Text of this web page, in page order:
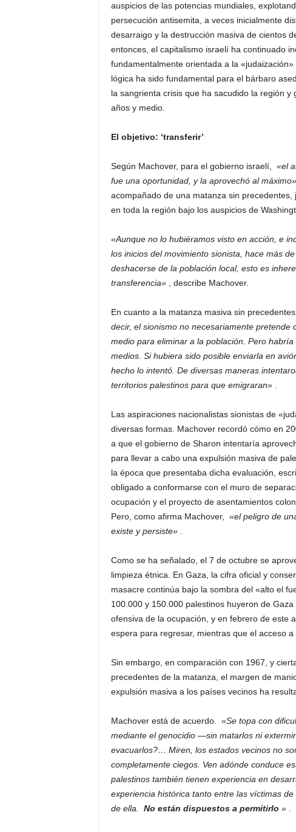
auspicios de las potencias mundiales,
persecución antisemita, a veces inicialmente
desarraigo y la destrucción masiva de cientos
entonces, el capitalismo israelí ha continuado
fundamentalmente orientada a la
lógica ha sido fundamental para el bárbaro
la sangrienta crisis que ha sacudido la región
años y medio.
El objetivo: ‘transferir’
Según Machover, para el gobierno israelí, «el
fue una oportunidad, y la aprovechó al máximo»
acompañado de una matanza sin
en toda la región bajo los auspicios de
«Aunque no lo hubiéramos visto en acción, e
los inicios del movimiento sionista, hace más
deshacerse de la población local, esto es
transferencia», describe Machover.
En cuanto a la matanza masiva sin
decir, el sionismo no necesariamente
medio para eliminar a la población. Pero
medios. Si hubiera sido posible enviarla en
hecho lo intentó. De diversas maneras
territorios palestinos para que emigraran».
Las aspiraciones nacionalistas sionistas de
diversas formas. Machover recordó cómo en
a que el gobierno de Sharon intentaría
para llevar a cabo una expulsión masiva de
la época que presentaba dicha evaluación,
obligado a conformarse con el muro de
ocupación y el proyecto de asentamientos
Pero, como afirma Machover, «el peligro de
existe y persiste».
Como se ha señalado, el 7 de octubre se
limpieza étnica. En Gaza, la cifra oficial y
masacre continúa bajo la sombra del «alto el
100.000 y 150.000 palestinos huyeron de
ofensiva de la ocupación, y en febrero de este
espera para regresar, mientras que el acceso
Sin embargo, en comparación con 1967, y
precedentes de la matanza, el margen de
expulsión masiva a los países vecinos ha
Machover está de acuerdo. «Se topa con
mediante el genocidio —sin matarlos ni
evacuarlos?… Miren, los estados vecinos no
completamente ciegos. Ven adónde conduce
palestinos también tienen experiencia en
experiencia histórica tanto entre las víctimas
de ella. No están dispuestos a permitirlo ».